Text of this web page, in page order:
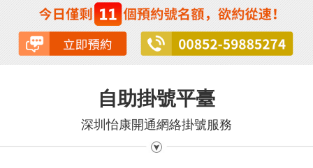
自助掛號平臺
深圳怡康開通網絡掛號服務